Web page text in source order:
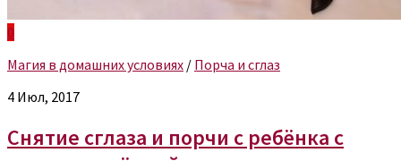
0
Магия в домашних условиях / Порча и сглаз
4 Июл, 2017
Снятие сглаза и порчи с ребёнка с